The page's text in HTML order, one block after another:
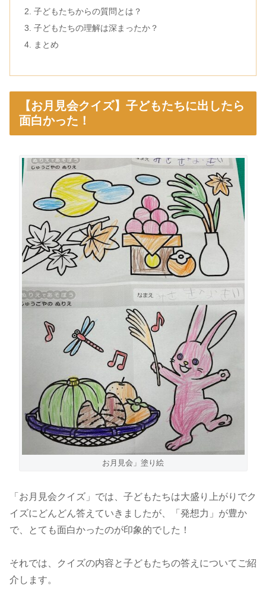
子どもたちからの質問とは？
子どもたちの理解は深まったか？
まとめ
【お月見会クイズ】子どもたちに出したら
面白かった！
お月見会」塗り絵
「お月見会クイズ」では、子どもたちは大盛り上がりでク
イズにどんどん答えていきましたが、「発想力」が豊か
で、とても面白かったのが印象的でした！
それでは、クイズの内容と子どもたちの答えについてご紹
介します。